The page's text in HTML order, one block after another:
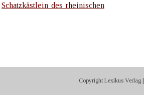
Schatzkästlein des rheinischen
Copyright Lexikus Verlag |